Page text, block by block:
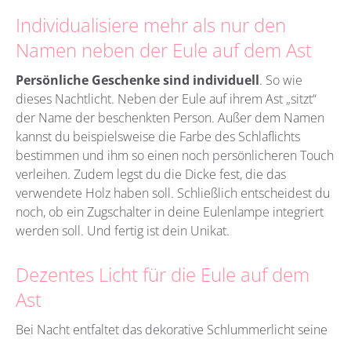
Individualisiere mehr als nur den
Namen neben der Eule auf dem Ast
Persönliche Geschenke sind individuell. So wie
dieses Nachtlicht. Neben der Eule auf ihrem Ast „sitzt“
der Name der beschenkten Person. Außer dem Namen
kannst du beispielsweise die Farbe des Schlaflichts
bestimmen und ihm so einen noch persönlicheren Touch
verleihen. Zudem legst du die Dicke fest, die das
verwendete Holz haben soll. Schließlich entscheidest du
noch, ob ein Zugschalter in deine Eulenlampe integriert
werden soll. Und fertig ist dein Unikat.
Dezentes Licht für die Eule auf dem
Ast
Bei Nacht entfaltet das dekorative Schlummerlicht seine